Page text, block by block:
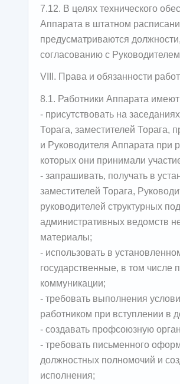
7.12. В целях технического
Аппарата в штатном
предусматриваются
согласованию с
VIII. Права и обязанности
8.1. Работники Аппарата
- присутствовать на
Торага, заместителей Торага,
и Руководителя Аппарата при
которых они принимали
- запрашивать, получать в
заместителей Торага,
руководителей структурных
административных ведомств
материалы;
- использовать в
государственные, в том числе
коммуникации;
- требовать выполнения
работником при вступлении в
- создавать профсоюзную
- требовать письменного
должностных полномочий и
исполнения;